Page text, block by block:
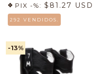
PIX -%: $81.27 USD
292 VENDIDOS.
-13%